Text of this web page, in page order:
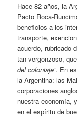
Hace 82 años, la
Pacto Roca-
beneficios a los
transporte,
acuerdo, rubricado
tan vergonzoso,
del coloniaje”. En
la Argentina: las
corporaciones
nuestra economía,
en el espíritu de